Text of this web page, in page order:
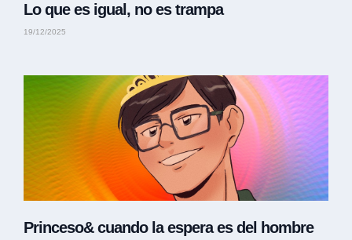
Lo que es igual, no es trampa
19/12/2025
Princeso& cuando la espera es del hombre